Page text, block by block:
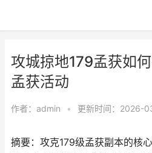
攻城掠地179孟获如
孟获活动
作者： admin • 更新时间：2026-
摘要：攻克179级孟获副本的核